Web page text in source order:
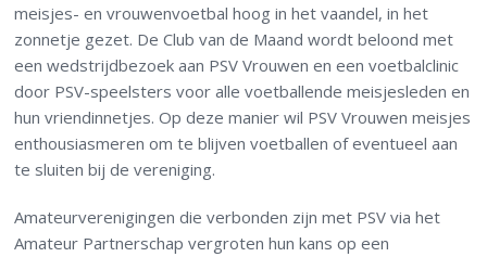
meisjes- en vrouwenvoetbal hoog in het vaandel, in het
zonnetje gezet. De Club van de Maand wordt beloond met
een wedstrijdbezoek aan PSV Vrouwen en een voetbalclinic
door PSV-speelsters voor alle voetballende meisjesleden en
hun vriendinnetjes. Op deze manier wil PSV Vrouwen meisjes
enthousiasmeren om te blijven voetballen of eventueel aan
te sluiten bij de vereniging.
Amateurverenigingen die verbonden zijn met PSV via het
Amateur Partnerschap vergroten hun kans op een